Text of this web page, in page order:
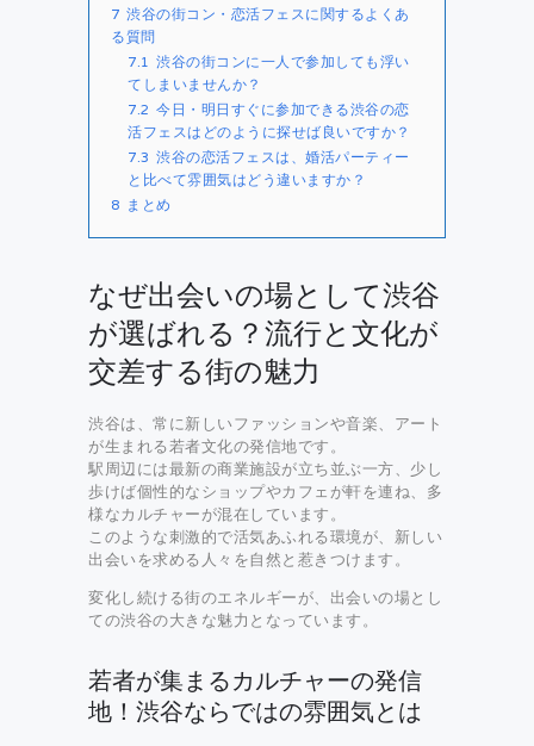
7 渋谷の街コン・恋活フェスに関するよくあ
る質問
7.1 渋谷の街コンに一人で参加しても浮い
てしまいませんか？
7.2 今日・明日すぐに参加できる渋谷の恋
活フェスはどのように探せば良いですか？
7.3 渋谷の恋活フェスは、婚活パーティー
と比べて雰囲気はどう違いますか？
8 まとめ
なぜ出会いの場として渋谷
が選ばれる？流行と文化が
交差する街の魅力
渋谷は、常に新しいファッションや音楽、アート
が生まれる若者文化の発信地です。
駅周辺には最新の商業施設が立ち並ぶ一方、少し
歩けば個性的なショップやカフェが軒を連ね、多
様なカルチャーが混在しています。
このような刺激的で活気あふれる環境が、新しい
出会いを求める人々を自然と惹きつけます。
変化し続ける街のエネルギーが、出会いの場とし
ての渋谷の大きな魅力となっています。
若者が集まるカルチャーの発信
地！渋谷ならではの雰囲気とは